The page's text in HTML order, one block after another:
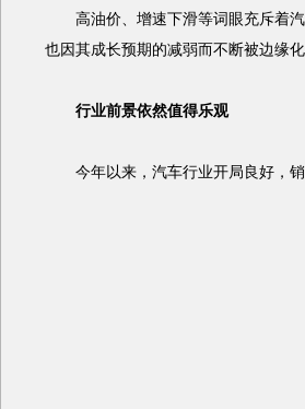
高油价、增速下滑等词眼充斥着汽
也因其成长预期的减弱而不断被边缘
行业前景依然值得乐观
今年以来，汽车行业开局良好，销